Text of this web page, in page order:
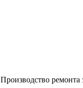
ремонта